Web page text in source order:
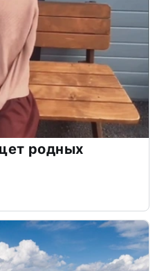
родных